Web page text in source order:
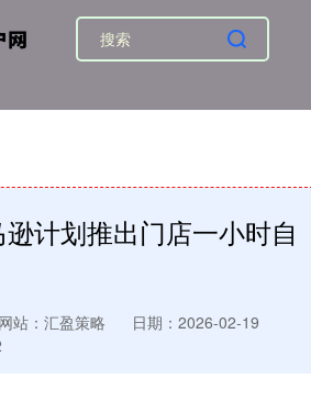
计划推出门店一小时自
网站：汇盈策略
日期：2026-02-19